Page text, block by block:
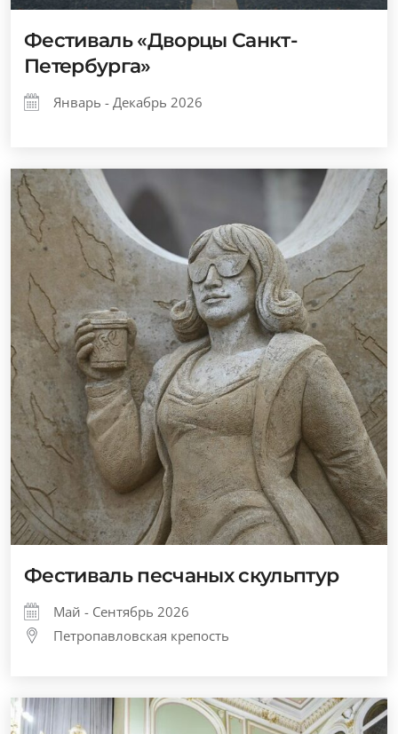
Фестиваль «Дворцы Санкт-
Петербурга»
Январь - Декабрь 2026
Фестиваль песчаных скульптур
Май - Сентябрь 2026
Петропавловская крепость